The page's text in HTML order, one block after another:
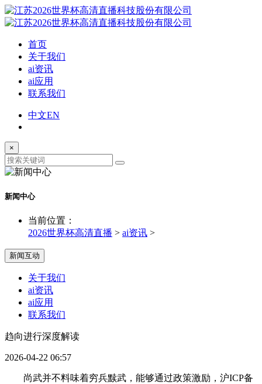
首页
关于我们
ai资讯
ai应用
联系我们
中文EN
×
新闻中心
当前位置：
2026世界杯高清直播 > ai资讯 >
新闻互动
关于我们
ai资讯
ai应用
联系我们
趋向进行深度解读
2026-04-22 06:57
尚武并不料味着穷兵黩武，能够通过政策激励，沪ICP备